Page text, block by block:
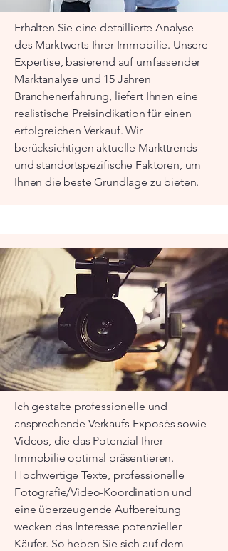
Erhalten Sie eine detaillierte Analyse
des Marktwerts Ihrer Immobilie. Unsere
Expertise, basierend auf umfassender
Marktanalyse und 15 Jahren
Branchenerfahrung, liefert Ihnen eine
realistische Preisindikation für einen
erfolgreichen Verkauf. Wir
berücksichtigen aktuelle Markttrends
und standortspezifische Faktoren, um
Ihnen die beste Grundlage zu bieten.
Ich gestalte professionelle und
ansprechende Verkaufs-Exposés sowie
Videos, die das Potenzial Ihrer
Immobilie optimal präsentieren.
Hochwertige Texte, professionelle
Fotografie/Video-Koordination und
eine überzeugende Aufbereitung
wecken das Interesse potenzieller
Käufer. So heben Sie sich auf dem